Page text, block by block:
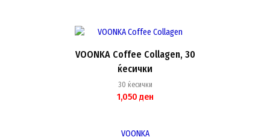
VOONKA Coffee Collagen, 30
ќесички
30 ќесички
1,050 ден
VOONKA